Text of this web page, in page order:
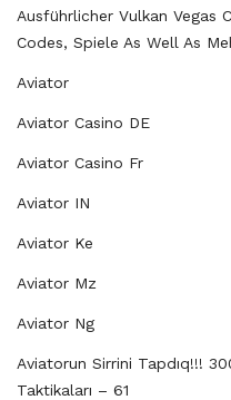
Ausführlicher Vulkan Vegas
Codes, Spiele As Well As
Aviator
Aviator Casino DE
Aviator Casino Fr
Aviator IN
Aviator Ke
Aviator Mz
Aviator Ng
Aviatorun Sirrini Tapdıq!!!
Taktikaları – 61